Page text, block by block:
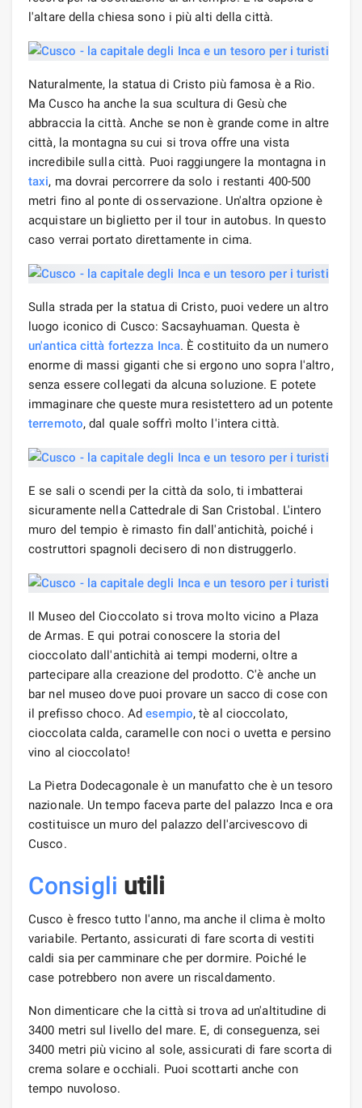
l'altare della chiesa sono i più alti della città.
Naturalmente, la statua di Cristo più famosa è a Rio.
Ma Cusco ha anche la sua scultura di Gesù che
abbraccia la città. Anche se non è grande come in altre
città, la montagna su cui si trova offre una vista
incredibile sulla città. Puoi raggiungere la montagna in
taxi, ma dovrai percorrere da solo i restanti 400-500
metri fino al ponte di osservazione. Un'altra opzione è
acquistare un biglietto per il tour in autobus. In questo
caso verrai portato direttamente in cima.
Sulla strada per la statua di Cristo, puoi vedere un altro
luogo iconico di Cusco: Sacsayhuaman. Questa è
un'antica città fortezza Inca. È costituito da un numero
enorme di massi giganti che si ergono uno sopra l'altro,
senza essere collegati da alcuna soluzione. E potete
immaginare che queste mura resistettero ad un potente
terremoto, dal quale soffrì molto l'intera città.
E se sali o scendi per la città da solo, ti imbatterai
sicuramente nella Cattedrale di San Cristobal. L'intero
muro del tempio è rimasto fin dall'antichità, poiché i
costruttori spagnoli decisero di non distruggerlo.
Il Museo del Cioccolato si trova molto vicino a Plaza
de Armas. E qui potrai conoscere la storia del
cioccolato dall'antichità ai tempi moderni, oltre a
partecipare alla creazione del prodotto. C'è anche un
bar nel museo dove puoi provare un sacco di cose con
il prefisso choco. Adesempio, tè al cioccolato,
cioccolata calda, caramelle con noci o uvetta e persino
vino al cioccolato!
La Pietra Dodecagonale è un manufatto che è un tesoro
nazionale. Un tempo faceva parte del palazzo Inca e ora
costituisce un muro del palazzo dell'arcivescovo di
Cusco.
Consigli utili
Cusco è fresco tutto l'anno, ma anche il clima è molto
variabile. Pertanto, assicurati di fare scorta di vestiti
caldi sia per camminare che per dormire. Poiché le
case potrebbero non avere un riscaldamento.
Non dimenticare che la città si trova ad un'altitudine di
3400 metri sul livello del mare. E, di conseguenza, sei
3400 metri più vicino al sole, assicurati di fare scorta di
crema solare e occhiali. Puoi scottarti anche con
tempo nuvoloso.